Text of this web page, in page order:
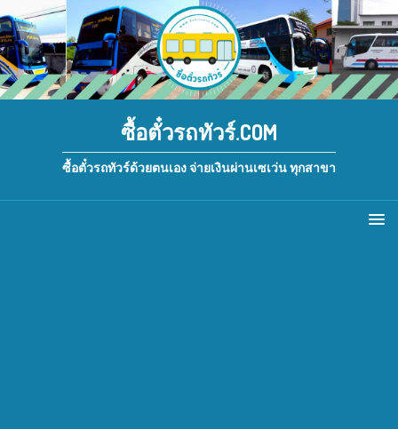
ซื้อตั๋วรถทัวร์.COM
ซื้อตั๋วรถทัวร์ด้วยตนเอง จ่ายเงินผ่านเซเว่น ทุกสาขา